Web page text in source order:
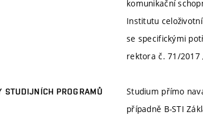
komunikační
Institutu
se specifickými
rektora č. 71/2017
STUDIJNÍCH PROGRAMŮ
Studium přímo
případně B-STI